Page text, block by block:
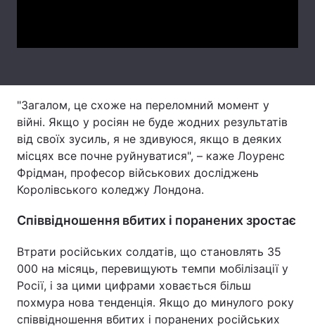
"Загалом, це схоже на переломний момент у
війні. Якщо у росіян не буде жодних результатів
від своїх зусиль, я не здивуюся, якщо в деяких
місцях все почне руйнуватися", – каже Лоуренс
Фрідман, професор військових досліджень
Королівського коледжу Лондона.
Співвідношення вбитих і поранених зростає
Втрати російських солдатів, що становлять 35
000 на місяць, перевищують темпи мобілізації у
Росії, і за цими цифрами ховається більш
похмура нова тенденція. Якщо до минулого року
співвідношення вбитих і поранених російських